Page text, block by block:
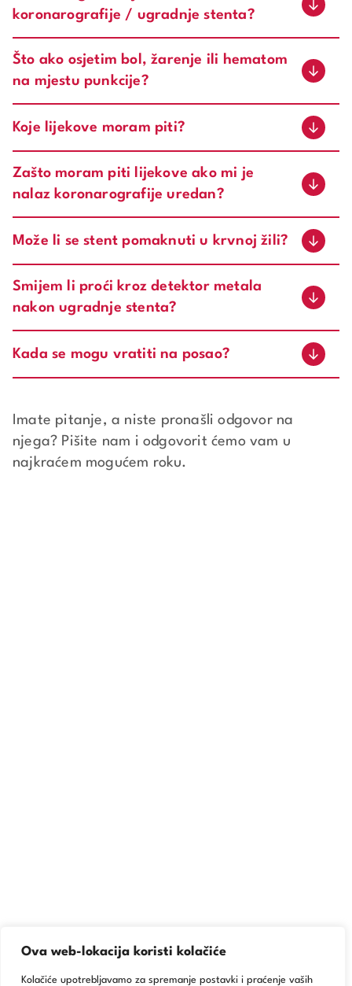
Ova web-lokacija koristi kolačiće
Kolačiće upotrebljavamo za spremanje postavki i praćenje vaših
koronarografije / ugradnje stenta?
Što ako osjetim bol, žarenje ili hematom
na mjestu punkcije?
Koje lijekove moram piti?
Zašto moram piti lijekove ako mi je
nalaz koronarografije uredan?
Može li se stent pomaknuti u krvnoj žili?
Smijem li proći kroz detektor metala
nakon ugradnje stenta?
Kada se mogu vratiti na posao?
Imate pitanje, a niste pronašli odgovor na
njega? Pišite nam i odgovorit ćemo vam u
najkraćem mogućem roku.